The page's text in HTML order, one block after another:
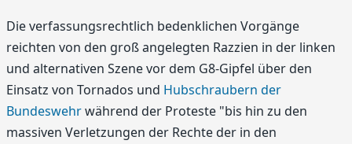
Die verfassungsrechtlich bedenklichen Vorgänge
reichten von den groß angelegten Razzien in der linken
und alternativen Szene vor dem G8-Gipfel über den
Einsatz von Tornados und Hubschraubern der
Bundeswehrwährend der Proteste "bis hin zu den
massiven Verletzungen der Rechte der in den